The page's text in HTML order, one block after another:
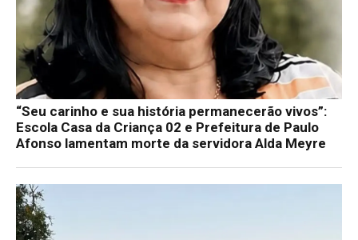
“Seu carinho e sua história permanecerão vivos”:
Escola Casa da Criança 02 e Prefeitura de Paulo
Afonso lamentam morte da servidora Alda Meyre